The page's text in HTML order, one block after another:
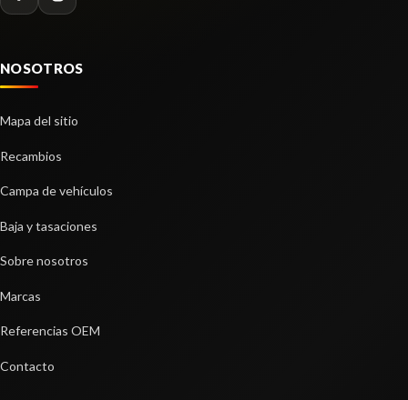
NOSOTROS
Mapa del sitio
Recambios
Campa de vehículos
Baja y tasaciones
Sobre nosotros
Marcas
Referencias OEM
Contacto